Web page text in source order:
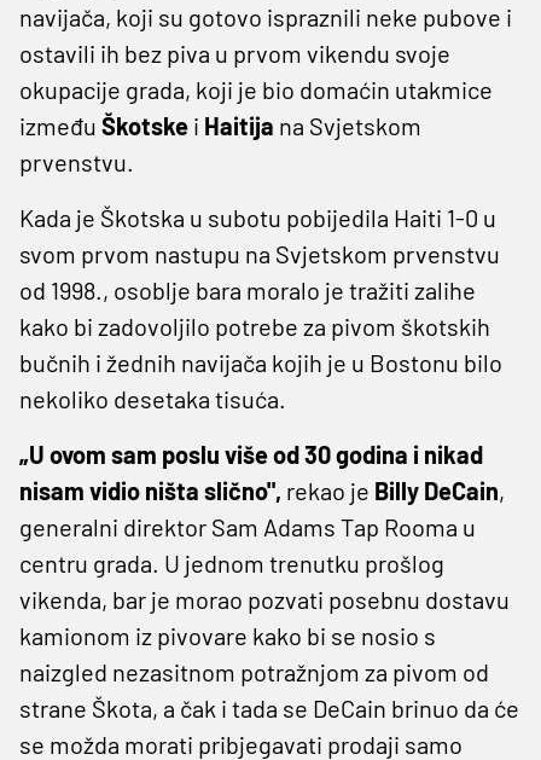
navijača, koji su gotovo ispraznili neke pubove i
ostavili ih bez piva u prvom vikendu svoje
okupacije grada, koji je bio domaćin utakmice
između Škotske i Haitija na Svjetskom
prvenstvu.
Kada je Škotska u subotu pobijedila Haiti 1-0 u
svom prvom nastupu na Svjetskom prvenstvu
od 1998., osoblje bara moralo je tražiti zalihe
kako bi zadovoljilo potrebe za pivom škotskih
bučnih i žednih navijača kojih je u Bostonu bilo
nekoliko desetaka tisuća.
„U ovom sam poslu više od 30 godina i nikad
nisam vidio ništa slično", rekao je Billy DeCain,
generalni direktor Sam Adams Tap Rooma u
centru grada. U jednom trenutku prošlog
vikenda, bar je morao pozvati posebnu dostavu
kamionom iz pivovare kako bi se nosio s
naizgled nezasitnom potražnjom za pivom od
strane Škota, a čak i tada se DeCain brinuo da će
se možda morati pribjegavati prodaji samo